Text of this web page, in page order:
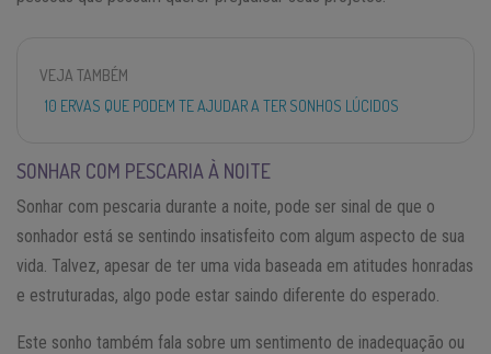
VEJA TAMBÉM
10 ERVAS QUE PODEM TE AJUDAR A TER SONHOS LÚCIDOS
SONHAR COM PESCARIA À NOITE
Sonhar com pescaria durante a noite, pode ser sinal de que o
sonhador está se sentindo insatisfeito com algum aspecto de sua
vida. Talvez, apesar de ter uma vida baseada em atitudes honradas
e estruturadas, algo pode estar saindo diferente do esperado.
Este sonho também fala sobre um sentimento de inadequação ou